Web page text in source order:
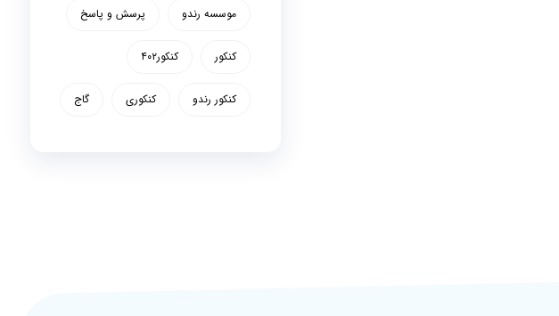
موسسه رندو پرسش و پاسخ
کنکور کنکور۴۰۲
کنکور رندو کنکوری گاج